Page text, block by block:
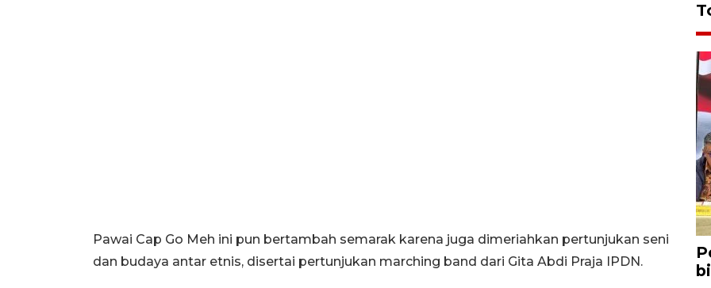
Pawai Cap Go Meh ini pun bertambah semarak karena juga dimeriahkan pertunjukan seni
dan budaya antar etnis, disertai pertunjukan marching band dari Gita Abdi Praja IPDN.